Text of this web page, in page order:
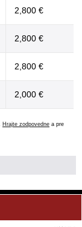
2,800 €
2,800 €
2,800 €
2,000 €
Hrajte zodpovedne a pre